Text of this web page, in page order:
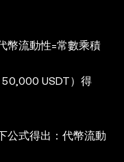
幣流動性=常數乘積
USDT）得
公式得出：代幣流動